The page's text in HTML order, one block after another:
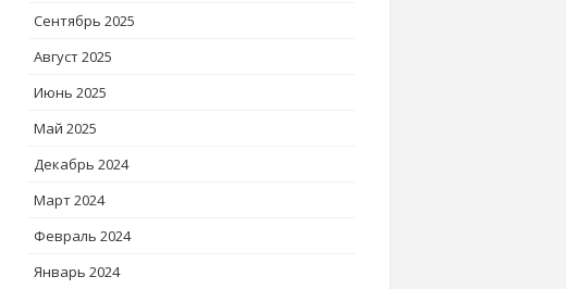
Сентябрь 2025
Август 2025
Июнь 2025
Май 2025
Декабрь 2024
Март 2024
Февраль 2024
Январь 2024